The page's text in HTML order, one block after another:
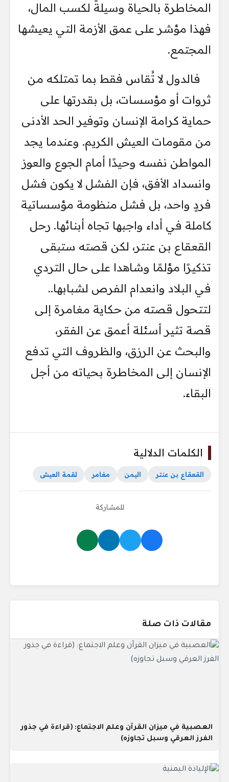
المخاطرة بالحياة وسيلةً لكسب المال،
فهذا مؤشر على عمق الأزمة التي يعيشها
المجتمع.
فالدول لا تُقاس فقط بما تمتلكه من
ثروات أو مؤسسات، بل بقدرتها على
حماية كرامة الإنسان وتوفير الحد الأدنى
من مقومات العيش الكريم. وعندما يجد
المواطن نفسه وحيدًا أمام الجوع والعوز
وانسداد الأفق، فإن الفشل لا يكون فشل
فردٍ واحد، بل فشل منظومة مؤسساتية
كاملة في أداء واجبها تجاه أبنائها. رحل
القعقاع بن عنتر، لكن قصته ستبقى
تذكيرًا مؤلمًا وشاهدا على حال التردي
في البلاد وانعدام الفرص لشبابها..
لتتحول قصته من حكاية مغامرة إلى
قصة تثير أسئلة أعمق عن الفقر،
والبحث عن الرزق، والظروف التي تدفع
الإنسان إلى المخاطرة بحياته من أجل
البقاء.
الكلمات الدلالية
القعقاع بن عنتر اليمن مغامر لقمة العيش
للمشاركة
مقالات ذات صلة
العصبية في ميزان القرآن وعلم الاجتماع: (قراءة في جذور
الفرز العرقي وسبل تجاوزه)